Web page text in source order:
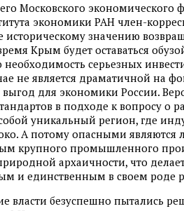
Московского экономического
экономики РАН член-
историческому значению
Крым будет оставаться
необходимость серьезных
не является драматичной на
для экономики России.
в подходе к вопросу о
уникальный регион, где
А потому опасными
крупного промышленного
архаичности, что
и единственным в своем роде
власти безуспешно пытались